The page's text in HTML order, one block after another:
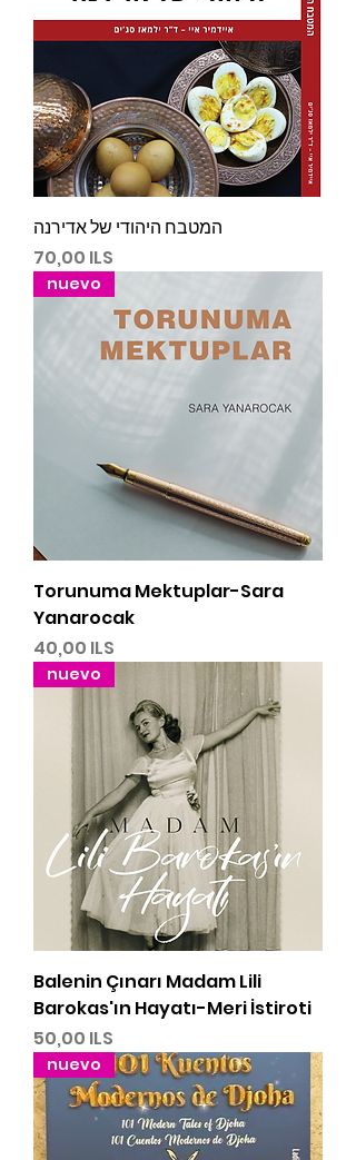
המטבח היהודי של אדירנה
Precio
70,00 ILS
nuevo
Torunuma Mektuplar-Sara
Yanarocak
Precio
40,00 ILS
nuevo
Balenin Çınarı Madam Lili
Barokas'ın Hayatı-Meri İstiroti
Precio
50,00 ILS
nuevo